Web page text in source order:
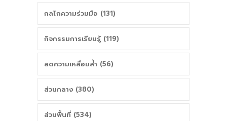
กลไกความร่วมมือ (131)
กิจกรรมการเรียนรู้ (119)
ลดความเหลื่อมล้ำ (56)
ส่วนกลาง (380)
ส่วนพื้นที่ (534)